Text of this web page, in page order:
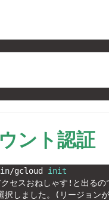
ント認証
/gcloud init
セスおねしゃす ! と出るの
択しました。 ( リージョンが